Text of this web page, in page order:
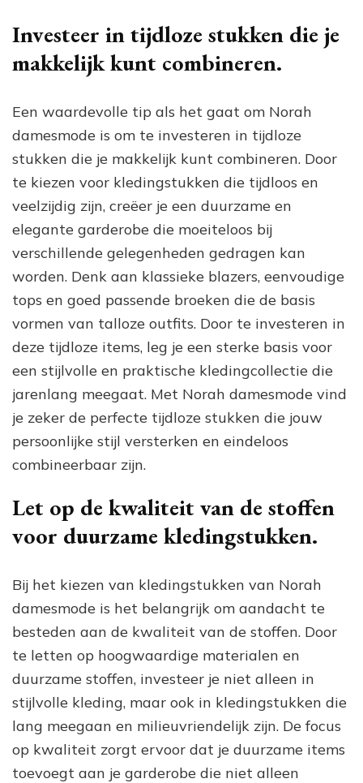
Investeer in tijdloze stukken die je
makkelijk kunt combineren.
Een waardevolle tip als het gaat om Norah
damesmode is om te investeren in tijdloze
stukken die je makkelijk kunt combineren. Door
te kiezen voor kledingstukken die tijdloos en
veelzijdig zijn, creëer je een duurzame en
elegante garderobe die moeiteloos bij
verschillende gelegenheden gedragen kan
worden. Denk aan klassieke blazers, eenvoudige
tops en goed passende broeken die de basis
vormen van talloze outfits. Door te investeren in
deze tijdloze items, leg je een sterke basis voor
een stijlvolle en praktische kledingcollectie die
jarenlang meegaat. Met Norah damesmode vind
je zeker de perfecte tijdloze stukken die jouw
persoonlijke stijl versterken en eindeloos
combineerbaar zijn.
Let op de kwaliteit van de stoffen
voor duurzame kledingstukken.
Bij het kiezen van kledingstukken van Norah
damesmode is het belangrijk om aandacht te
besteden aan de kwaliteit van de stoffen. Door
te letten op hoogwaardige materialen en
duurzame stoffen, investeer je niet alleen in
stijlvolle kleding, maar ook in kledingstukken die
lang meegaan en milieuvriendelijk zijn. De focus
op kwaliteit zorgt ervoor dat je duurzame items
toevoegt aan je garderobe die niet alleen